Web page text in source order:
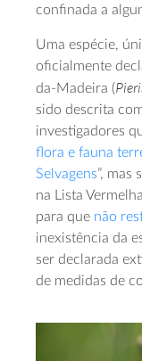
confinada a
Uma espécie,
oficialmente
da-Madeira (
sido descrita
investigadores
flora e fauna
Selvagens”, mas
na Lista
para que não
inexistência da
ser declarada
de medidas de